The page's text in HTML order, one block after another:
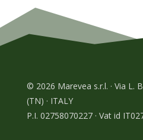
© 2026 Marevea s.r.l. · Via L.
(TN) · ITALY
P.I. 02758070227 · Vat id